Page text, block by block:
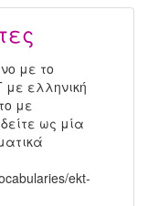
με το
με ελληνική
με
ως μία
ekt-